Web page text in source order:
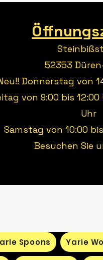
52353
Donnerstag von
von 9:00 bis 12:00
Uhr
Samstag von 10:00
Besuchen Sie
Spoons Yarie